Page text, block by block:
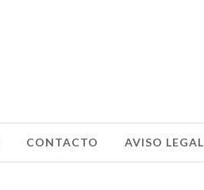
CONTACTO AVISO LEGAL